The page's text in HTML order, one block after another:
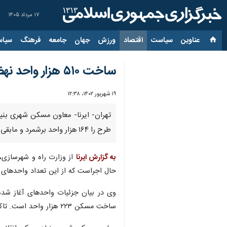
۱۷ مرداد ۱۴۰۵
عناوین‌ سیاست اقتصاد ورزش جهان جامعه فرهنگ
ساخت ۵۱۰ هزار واحد نهضت ملی مسکن توسط بنیاد مسکن
۱۹ شهریور ۱۴۰۲، ۱۲:۳۸